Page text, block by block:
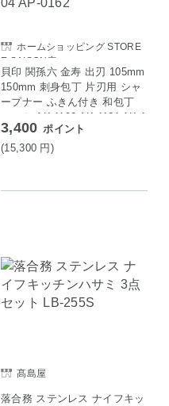
ホームショッピング STORE
E SAISON店
貝印 関孫六 金寿 出刃 105mm
150mm 刺身包丁 片刃用 シャ
ープナー ふきん付き 和包丁
セット AK-1100 AK-1101 AK-1
104 AP-0162
3,400 ポイント
(15,300 円)
髙島屋
落合務 ステンレス ナイフキッ